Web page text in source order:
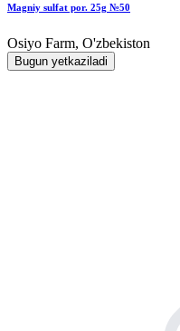
Magniy sulfat por. 25g №50
Osiyo Farm, O'zbekiston
Bugun yetkaziladi